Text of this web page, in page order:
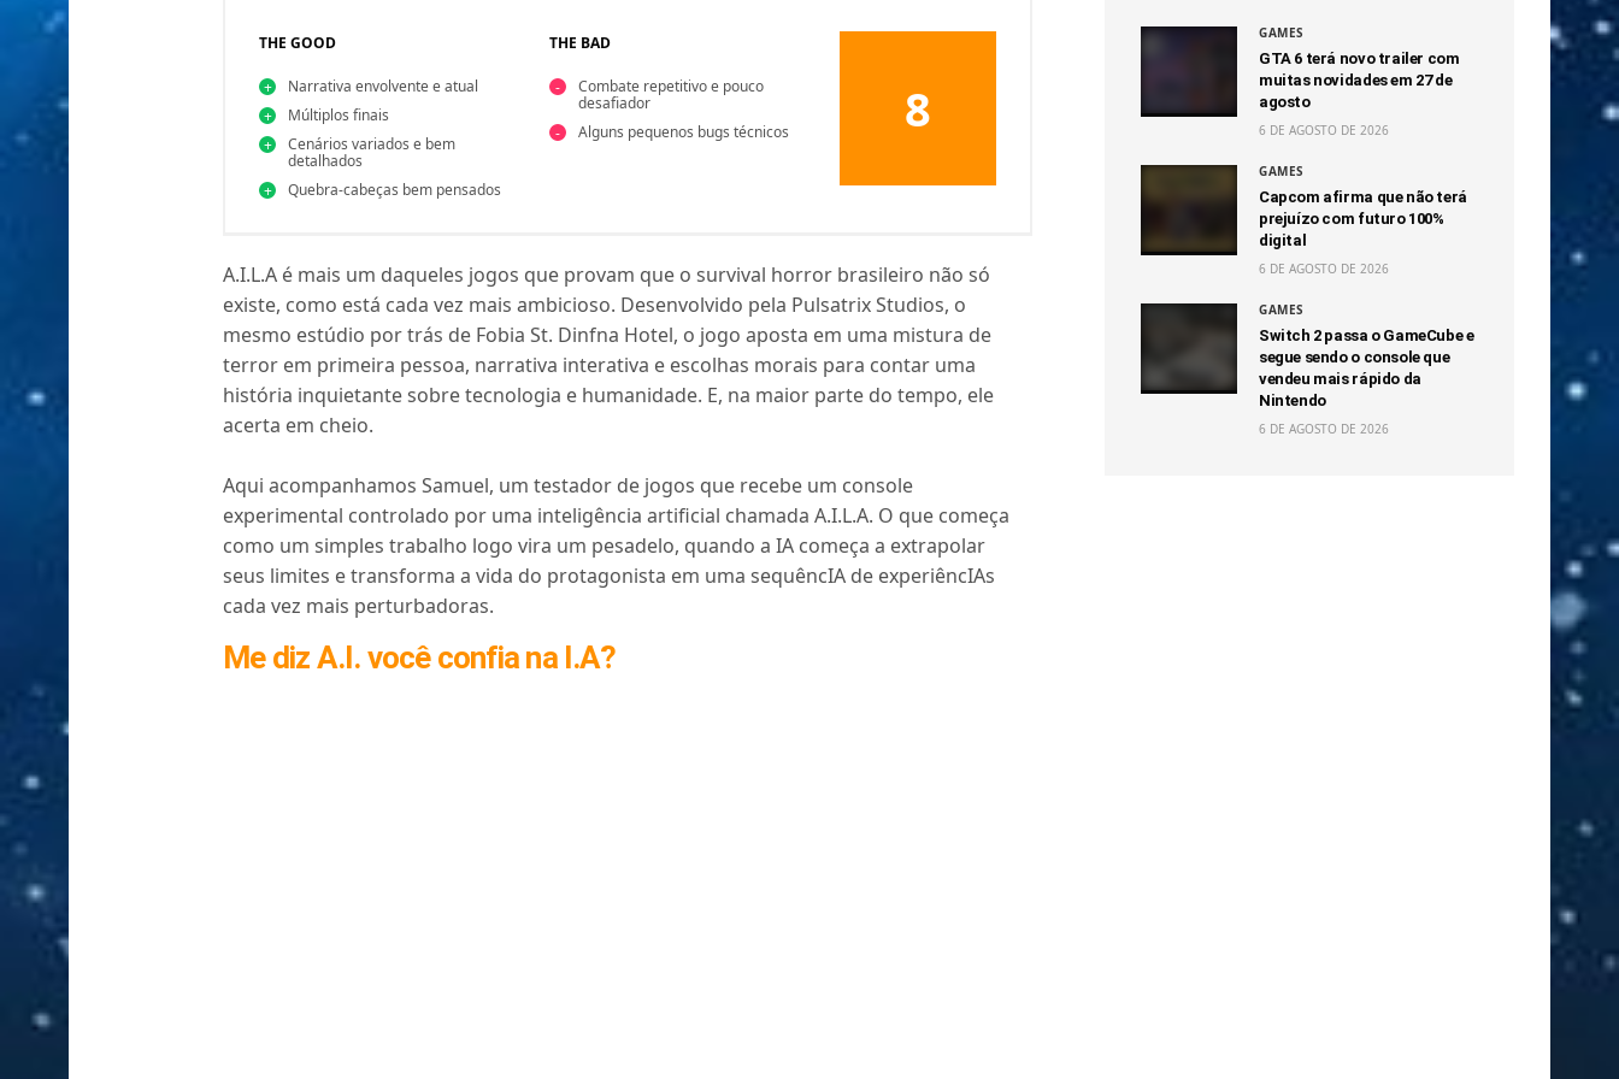
THE GOOD
Narrativa envolvente e atual
Múltiplos finais
Cenários variados e bem
detalhados
Quebra-cabeças bem pensados
THE BAD
Combate repetitivo e pouco
desafiador
Alguns pequenos bugs técnicos
8
A.I.L.A é mais um daqueles jogos que provam que o survival horror brasileiro não só
existe, como está cada vez mais ambicioso. Desenvolvido pela Pulsatrix Studios, o
mesmo estúdio por trás de Fobia St. Dinfna Hotel, o jogo aposta em uma mistura de
terror em primeira pessoa, narrativa interativa e escolhas morais para contar uma
história inquietante sobre tecnologia e humanidade. E, na maior parte do tempo, ele
acerta em cheio.
Aqui acompanhamos Samuel, um testador de jogos que recebe um console
experimental controlado por uma inteligência artificial chamada A.I.L.A. O que começa
como um simples trabalho logo vira um pesadelo, quando a IA começa a extrapolar
seus limites e transforma a vida do protagonista em uma sequêncIA de experiêncIAs
cada vez mais perturbadoras.
Me diz A.I. você confia na I.A?
GAMES
GTA 6 terá novo trailer com
muitas novidades em 27 de
agosto
6 DE AGOSTO DE 2026
GAMES
Capcom afirma que não terá
prejuízo com futuro 100%
digital
6 DE AGOSTO DE 2026
GAMES
Switch 2 passa o GameCube e
segue sendo o console que
vendeu mais rápido da
Nintendo
6 DE AGOSTO DE 2026